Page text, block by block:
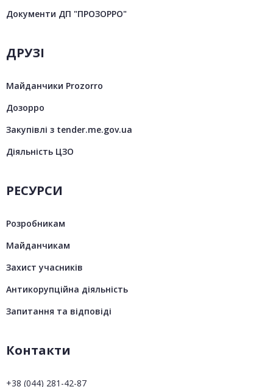
Документи ДП "ПРОЗОРРО"
ДРУЗІ
Майданчики Prozorro
Дозорро
Закупівлі з tender.me.gov.ua
Діяльність ЦЗО
РЕСУРСИ
Розробникам
Майданчикам
Захист учасників
Антикорупційна діяльність
Запитання та відповіді
Контакти
+38 (044) 281-42-87